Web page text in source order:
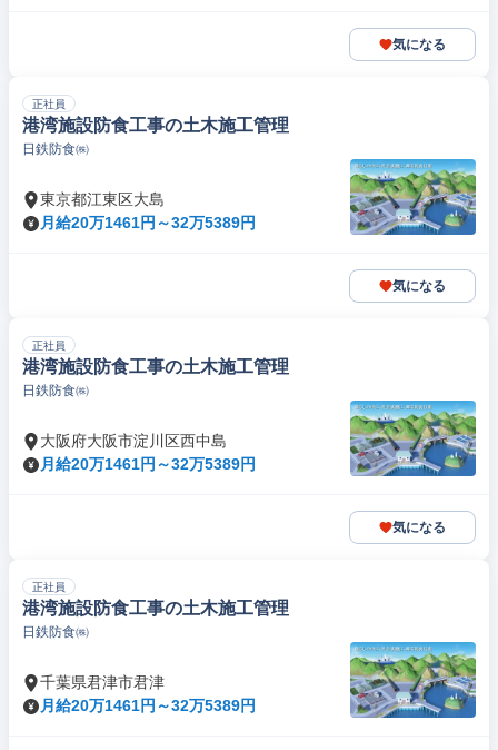
気になる
正社員
港湾施設防食工事の土木施工管理
日鉄防食㈱
東京都江東区大島
月給20万1461円～32万5389円
気になる
正社員
港湾施設防食工事の土木施工管理
日鉄防食㈱
大阪府大阪市淀川区西中島
月給20万1461円～32万5389円
気になる
正社員
港湾施設防食工事の土木施工管理
日鉄防食㈱
千葉県君津市君津
月給20万1461円～32万5389円